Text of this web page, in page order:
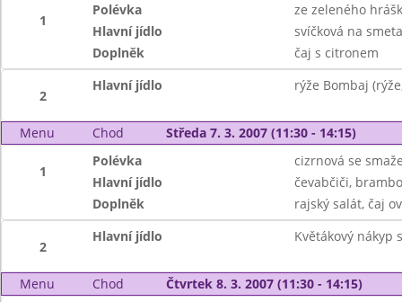
1
Polévka
ze zeleného
Hlavní jídlo
svíčková na
Doplněk
čaj s citronem
2
Hlavní jídlo rýže Bombaj
Menu Chod Středa 7. 3. 2007 (11:30 - 14:15)
1
Polévka
cizrnová se
Hlavní jídlo
čevabčiči,
Doplněk
rajský salát, čaj
2
Hlavní jídlo Květákový nákyp
Menu Chod Čtvrtek 8. 3. 2007 (11:30 - 14:15)